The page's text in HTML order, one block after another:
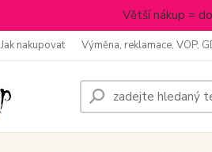
Větší nákup =
Jak nakupovat Výměna, reklamace, VOP,